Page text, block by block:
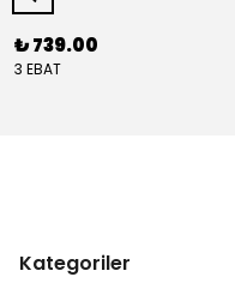
₺ 739.00
3 EBAT
Kategoriler